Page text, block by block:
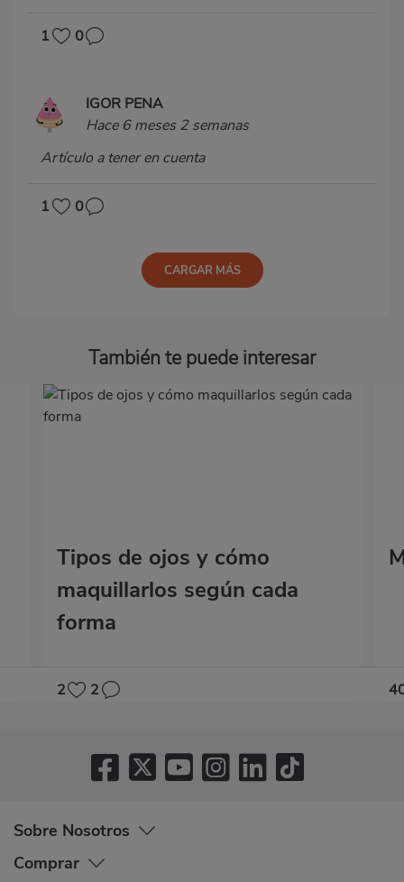
1 0
IGOR PENA
Hace 6 meses 2 semanas
Artículo a tener en cuenta
1 0
CARGAR MÁS
También te puede interesar
Tipos de ojos y cómo
maquillarlos según cada
forma
2 2
Sobre Nosotros
Comprar